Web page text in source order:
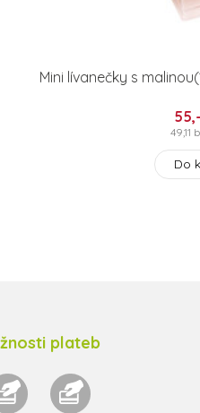
Mini lívanečky s
49,11
Do
plateb